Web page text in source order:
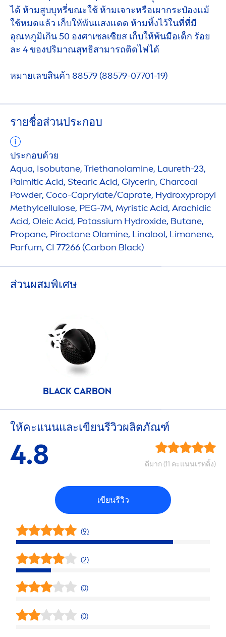
ได้ ห้ามสูบบุหรี่ขณะใช้ ห้ามเจาะหรือเผากระป๋องแม้
ใช้หมดแล้ว เก็บให้พ้นแสงแดด ห้ามทิ้งไว้ในที่ที่มี
อุณหภูมิเกิน 50 องศาเซลเซียส เก็บให้พ้นมือเด็ก ร้อย
ละ 4 ของปริมาณสุทธิสามารถติดไฟได้
หมายเลขสินค้า 88579 (88579-07701-19)
รายชื่อส่วนประกอบ
ประกอบด้วย
Aqua, Isobutane, Triethanolamine, Laureth-23,
Palmitic Acid, Stearic Acid, Glycerin, Charcoal
Powder, Coco-Caprylate/Caprate, Hydroxypropyl
Methylcellulose, PEG-7M, Myristic Acid, Arachidic
Acid, Oleic Acid, Potassium Hydroxide, Butane,
Propane, Piroctone Olamine, Linalool, Limonene,
Parfum, CI 77266 (Carbon Black)
ส่วนผสมพิเศษ
BLACKCARBON
ให้คะแนนและเขียนรีวิวผลิตภัณฑ์
4.8 ดีมาก (11 คะแนนเรทติ้ง)
เขียนรีวิว
(9)
(2)
(0)
(0)